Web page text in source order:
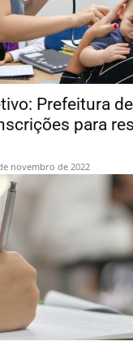
Prefeitura
para
novembro de 2022